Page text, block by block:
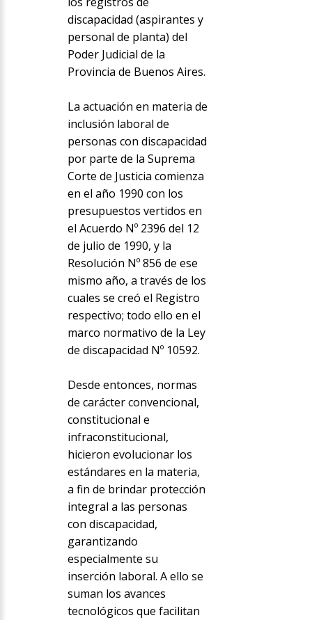
discapacidad (aspirantes y
personal de planta) del
Poder Judicial de la
Provincia de Buenos Aires.
La actuación en materia de
inclusión laboral de
personas con discapacidad
por parte de la Suprema
Corte de Justicia comienza
en el año 1990 con los
presupuestos vertidos en
el Acuerdo Nº 2396 del 12
de julio de 1990, y la
Resolución Nº 856 de ese
mismo año, a través de los
cuales se creó el Registro
respectivo; todo ello en el
marco normativo de la Ley
de discapacidad Nº 10592.
Desde entonces, normas
de carácter convencional,
constitucional e
infraconstitucional,
hicieron evolucionar los
estándares en la materia,
a fin de brindar protección
integral a las personas
con discapacidad,
garantizando
especialmente su
inserción laboral. A ello se
suman los avances
tecnológicos que facilitan